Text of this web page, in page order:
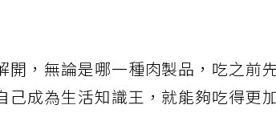
開，無論是哪一種肉製品，吃之前
己成為生活知識王，就能夠吃得更